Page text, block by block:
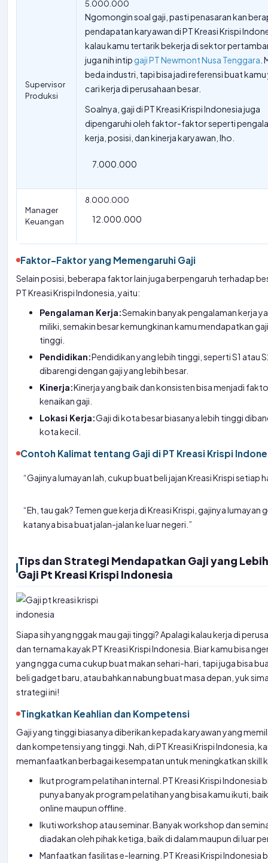
Supervisor
Produksi
5.000.000
Ngomongin soal gaji, pasti penasaran kan
pendapatan karyawan di PT Kreasi Krispi
kalau kamu tertarik bekerja di sektor
juga nih intip gaji PT Newmont Nusa Tenggara .
beda industri, tapi bisa jadi referensi buat
cari kerja di perusahaan besar.
Soalnya, gaji di PT Kreasi Krispi Indonesia juga
dipengaruhi oleh faktor-faktor seperti
kerja, posisi, dan kinerja karyawan, lho.
7.000.000
Manager
Keuangan
8.000.000
12.000.000
Faktor-Faktor yang Memengaruhi Gaji
Selain posisi, beberapa faktor lain juga berpengaruh terhadap
PT Kreasi Krispi Indonesia, yaitu:
Pengalaman Kerja:Semakin banyak pengalaman kerja
miliki, semakin besar kemungkinan kamu mendapatkan
tinggi.
Pendidikan:Pendidikan yang lebih tinggi, seperti S1 atau
dibarengi dengan gaji yang lebih besar.
Kinerja:Kinerja yang baik dan konsisten bisa menjadi
kenaikan gaji.
Lokasi Kerja:Gaji di kota besar biasanya lebih tinggi
kota kecil.
Contoh Kalimat tentang Gaji di PT Kreasi Krispi
“Gajinya lumayan lah, cukup buat beli jajan Kreasi Krispi setiap
“Eh, tau gak? Temen gue kerja di Kreasi Krispi, gajinya lumayan
katanya bisa buat jalan-jalan ke luar negeri.”
Tips dan Strategi Mendapatkan Gaji yang
Gaji Pt Kreasi Krispi Indonesia
Siapa sih yang nggak mau gaji tinggi? Apalagi kalau kerja di
dan ternama kayak PT Kreasi Krispi Indonesia. Biar kamu bisa
yang ngga cuma cukup buat makan sehari-hari, tapi juga bisa
beli gadget baru, atau bahkan nabung buat masa depan, yuk
strategi ini!
Tingkatkan Keahlian dan Kompetensi
Gaji yang tinggi biasanya diberikan kepada karyawan yang
dan kompetensi yang tinggi. Nah, di PT Kreasi Krispi Indonesia,
memanfaatkan berbagai kesempatan untuk meningkatkan skill
Ikut program pelatihan internal. PT Kreasi Krispi Indonesia
punya banyak program pelatihan yang bisa kamu ikuti,
online maupun offline.
Ikuti workshop atau seminar. Banyak workshop dan
diadakan oleh pihak ketiga, baik di dalam maupun di luar
Manfaatkan fasilitas e-learning. PT Kreasi Krispi Indonesia